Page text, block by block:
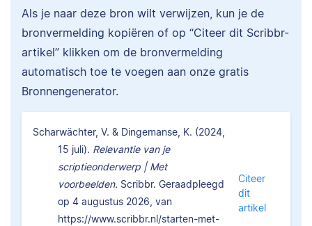
Als je naar deze bron wilt verwijzen, kun je de
bronvermelding kopiëren of op “Citeer dit Scribbr-
artikel” klikken om de bronvermelding
automatisch toe te voegen aan onze gratis
Bronnengenerator.
Scharwächter, V. & Dingemanse, K. (2024,
15 juli). Relevantie van je
scriptieonderwerp | Met
voorbeelden. Scribbr. Geraadpleegd
op 4 augustus 2026, van
https://www.scribbr.nl/starten-met-
Citeer
dit
artikel